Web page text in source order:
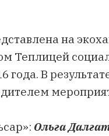
на
Теплицей
года. В
Ольга